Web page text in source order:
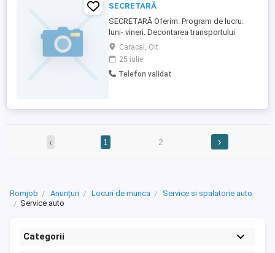
SECRETARĂ
SECRETARĂ Oferim: Program de lucru:
luni- vineri. Decontarea transportului
pentru persoanele care locuiesc la o
distanță mai mare de 25 km de Caracal.
Salariul se negociază în cadrul interviului.
Relații la telefon:
Caracal, Olt
25 iulie
Telefon validat
‹ 1 2 ›
Romjob Anunțuri Locuri de munca
Service si spalatorie auto
Service auto
Categorii